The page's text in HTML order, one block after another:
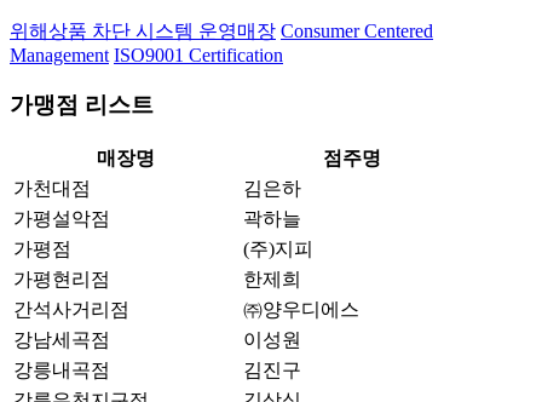
위해상품 차단 시스템 운영매장 Consumer Centered
Management ISO9001 Certification
가맹점 리스트
매장명
점주명
가천대점
김은하
가평설악점
곽하늘
가평점
(주)지피
가평현리점
한제희
간석사거리점
㈜양우디에스
강남세곡점
이성원
강릉내곡점
김진구